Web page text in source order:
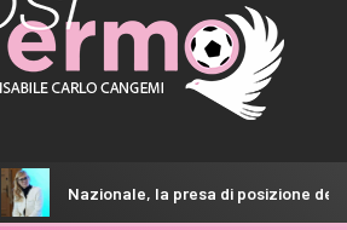
la presa di posizione della FIGC sulla